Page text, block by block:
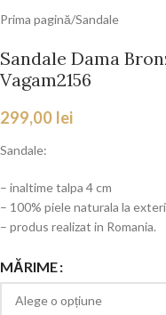
Prima pagină/Sandale
Sandale Dama
Vagam2156
299,00 lei
Sandale:
– inaltime talpa 4 cm
– 100% piele naturala la
– produs realizat in Romania.
MĂRIME